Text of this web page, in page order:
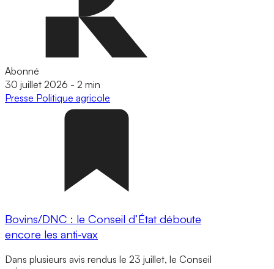
Abonné
30 juillet 2026 - 2 min
Presse Politique agricole
Bovins/DNC : le Conseil d’État déboute
encore les anti-vax
Dans plusieurs avis rendus le 23 juillet, le Conseil